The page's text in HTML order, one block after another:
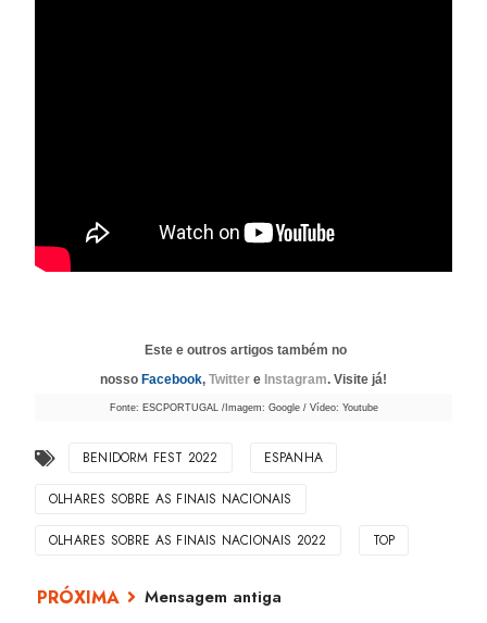
Este e outros artigos também no
nosso Facebook, Twitter e Instagram. Visite já!
Fonte: ESCPORTUGAL /Imagem: Google / Vídeo: Youtube
BENIDORM FEST 2022 ESPANHA
OLHARES SOBRE AS FINAIS NACIONAIS
OLHARES SOBRE AS FINAIS NACIONAIS 2022 TOP
Mensagem antiga